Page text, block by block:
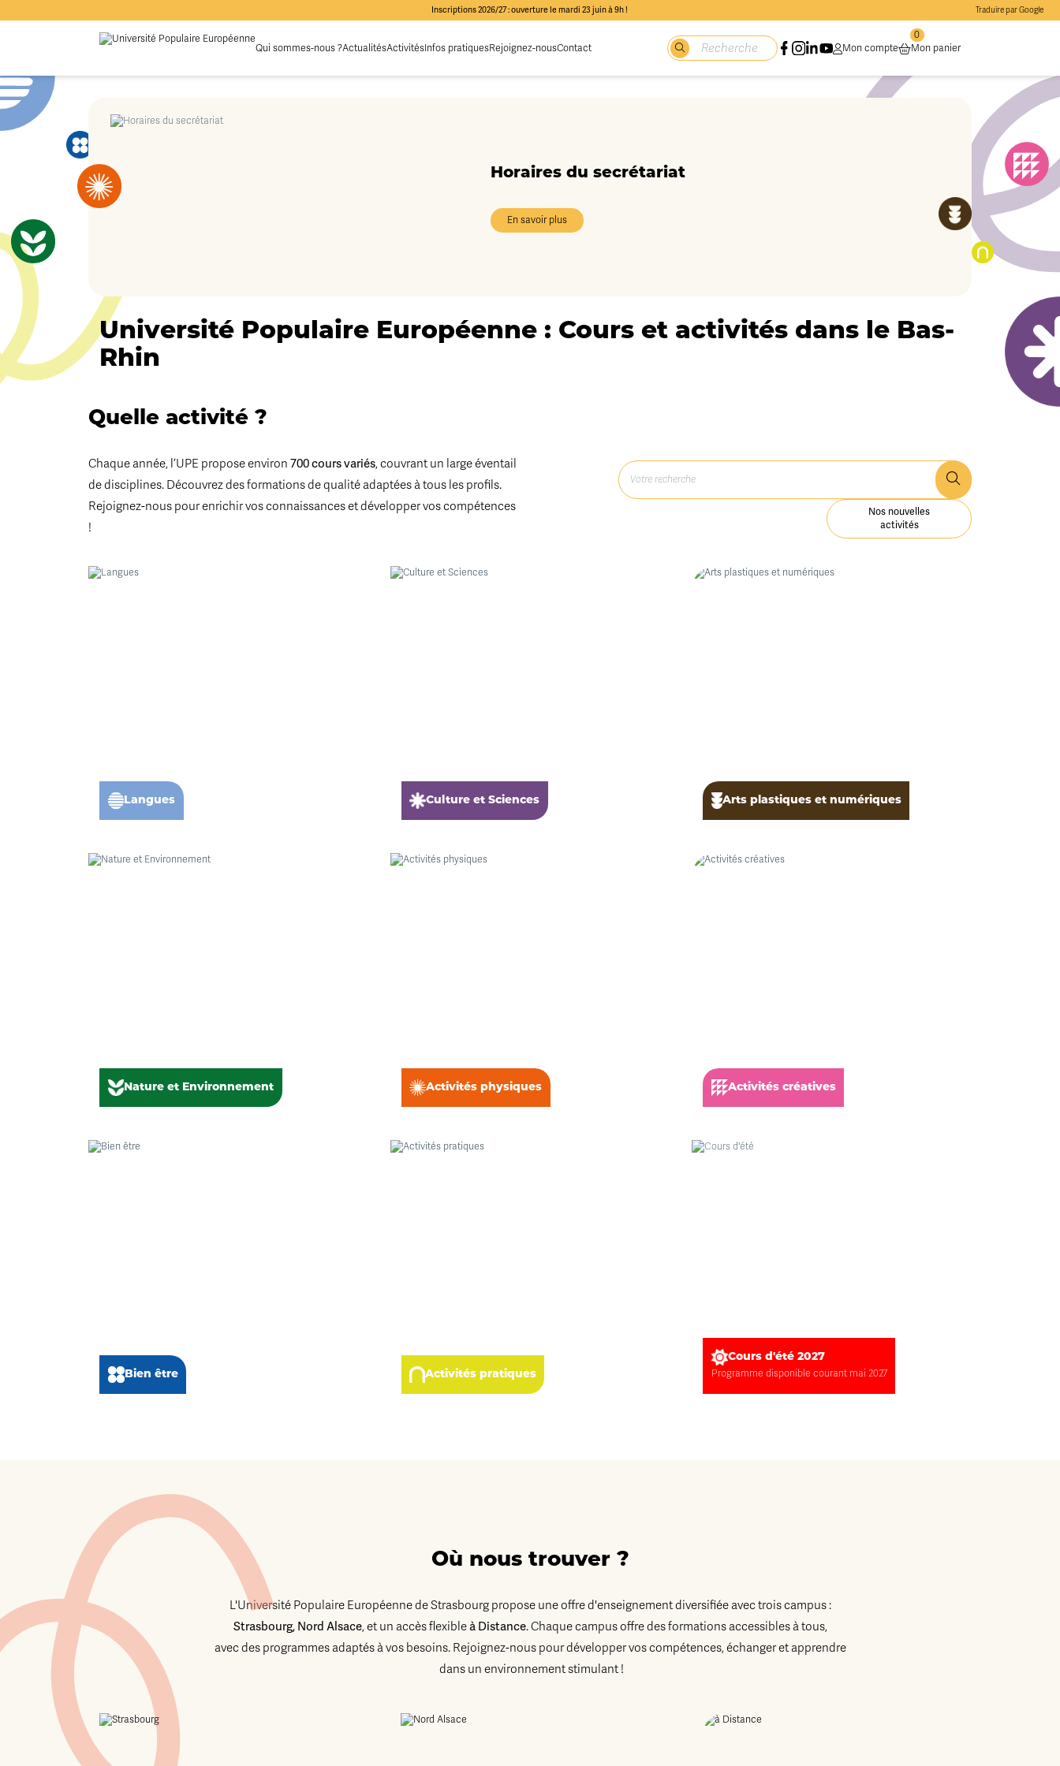
Inscriptions 2026/27 : ouverture le mardi 23 juin à 9h ! Traduire par Google
Qui sommes-nous ?ActualitésActivitésInfos pratiquesRejoignez-nousContact Mon compte Mon panier
0
Horaires du secrétariat
En savoir plus
Université Populaire Européenne : Cours et activités dans le Bas-
Rhin
Quelle activité ?
Chaque année, l’UPE propose environ 700 cours variés, couvrant un large éventail
de disciplines. Découvrez des formations de qualité adaptées à tous les profils.
Rejoignez-nous pour enrichir vos connaissances et développer vos compétences
!
Nos nouvelles
activités
Langues Culture et Sciences Arts plastiques et numériques
Nature et Environnement Activités physiques Activités créatives
Bien être Activités pratiques
Cours d'été 2027
Programme disponible courant mai 2027
Où nous trouver ?
L'Université Populaire Européenne de Strasbourg propose une offre d'enseignement diversifiée avec trois campus :
Strasbourg, Nord Alsace, et un accès flexible à Distance. Chaque campus offre des formations accessibles à tous,
avec des programmes adaptés à vos besoins. Rejoignez-nous pour développer vos compétences, échanger et apprendre
dans un environnement stimulant !